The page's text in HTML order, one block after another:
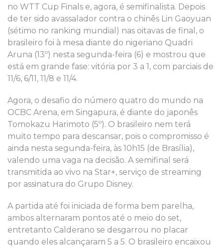
no WTT Cup Finals e, agora, é semifinalista. Depois
de ter sido avassalador contra o chinês Lin Gaoyuan
(sétimo no ranking mundial) nas oitavas de final, o
brasileiro foi à mesa diante do nigeriano Quadri
Aruna (13º) nesta segunda-feira (6) e mostrou que
está em grande fase: vitória por 3 a 1, com parciais de
11/6, 6/11, 11/8 e 11/4.
Agora, o desafio do número quatro do mundo na
OCBC Arena, em Singapura, é diante do japonês
Tomokazu Harimoto (5º). O brasileiro nem terá
muito tempo para descansar, pois o compromisso é
ainda nesta segunda-feira, às 10h15 (de Brasília),
valendo uma vaga na decisão. A semifinal será
transmitida ao vivo na Star+, serviço de streaming
por assinatura do Grupo Disney.
A partida até foi iniciada de forma bem parelha,
ambos alternaram pontos até o meio do set,
entretanto Calderano se desgarrou no placar
quando eles alcançaram 5 a 5. O brasileiro encaixou